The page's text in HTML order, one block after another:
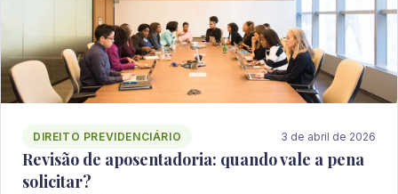
DIREITO PREVIDENCIÁRIO 3 de abril de 2026
Revisão de aposentadoria: quando vale a pena
solicitar?